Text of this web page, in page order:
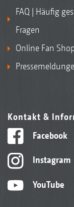
FAQ | Häufig
Fragen
Online Fan
Kontakt &
Facebook
Instagram
YouTube